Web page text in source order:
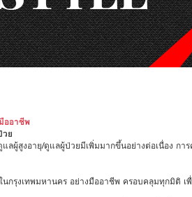
ออาชีพ
ย
ลผู้สูงอายุ/ดูแลผู้ป่วยมีเพิ่มมากขึ้นอย่างต่อเนื่อง
กรุงเทพมหานคร อย่างมืออาชีพ ครอบคลุมทุกมิ